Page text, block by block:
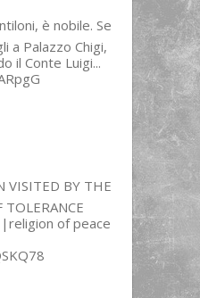
è nobile. Se
a Palazzo Chigi,
il Conte Luigi...
VISITED BY THE
TOLERANCE
|religion of peace